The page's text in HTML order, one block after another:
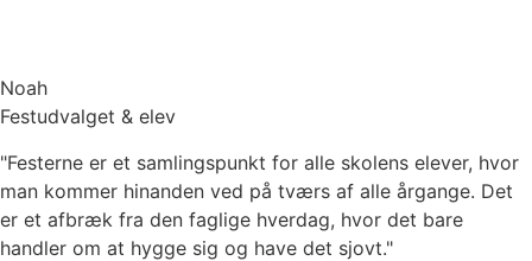
Noah
Festudvalget & elev
"Festerne er et samlingspunkt for alle skolens elever, hvor
man kommer hinanden ved på tværs af alle årgange. Det
er et afbræk fra den faglige hverdag, hvor det bare
handler om at hygge sig og have det sjovt."